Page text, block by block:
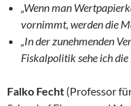
„Wenn man
vornimmt, werden die
„In der zunehmenden
Fiskalpolitik sehe ich die
Falko Fecht (Professor